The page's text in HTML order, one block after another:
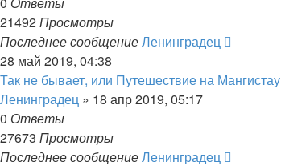
21492Просмотры
Последнее сообщениеЛенинградец
28 май 2019, 04:38
Так не бывает, или Путешествие на Мангистау
Ленинградец » 18 апр 2019, 05:17
0 Ответы
27673 Просмотры
Последнее сообщениеЛенинградец